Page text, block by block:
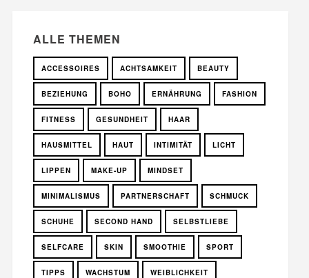
ALLE THEMEN
ACCESSOIRES ACHTSAMKEIT BEAUTY
BEZIEHUNG BOHO ERNÄHRUNG FASHION
FITNESS GESUNDHEIT HAAR
HAUSMITTEL HAUT INTIMITÄT LICHT
LIPPEN MAKE-UP MINDSET
MINIMALISMUS PARTNERSCHAFT SCHMUCK
SCHUHE SECOND HAND SELBSTLIEBE
SELFCARE SKIN SMOOTHIE SPORT
TIPPS WACHSTUM WEIBLICHKEIT